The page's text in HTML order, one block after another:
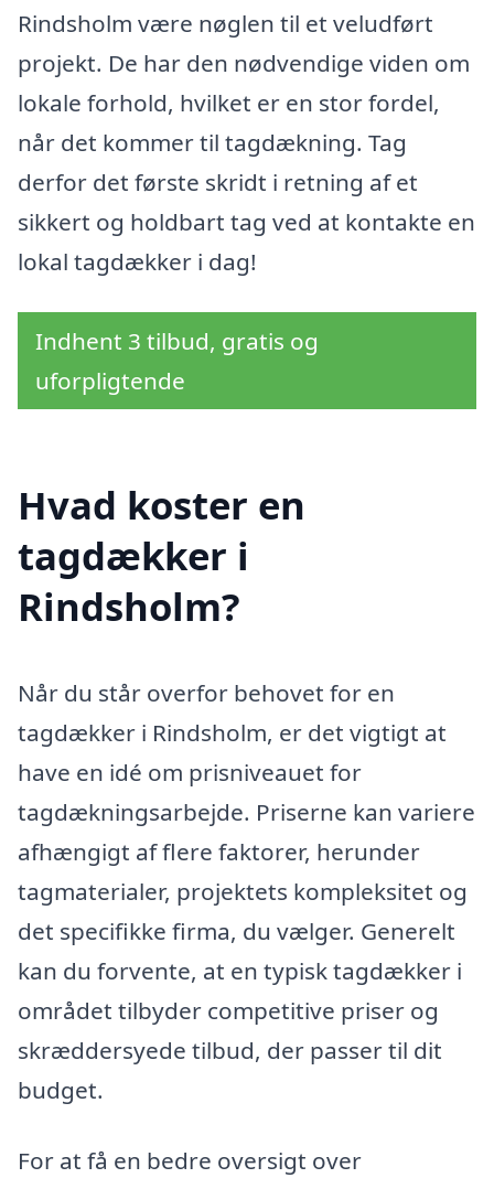
Rindsholm være nøglen til et veludført
projekt. De har den nødvendige viden om
lokale forhold, hvilket er en stor fordel,
når det kommer til tagdækning. Tag
derfor det første skridt i retning af et
sikkert og holdbart tag ved at kontakte en
lokal tagdækker i dag!
Indhent 3 tilbud, gratis og
uforpligtende
Hvad koster en
tagdækker i
Rindsholm?
Når du står overfor behovet for en
tagdækker i Rindsholm, er det vigtigt at
have en idé om prisniveauet for
tagdækningsarbejde. Priserne kan variere
afhængigt af flere faktorer, herunder
tagmaterialer, projektets kompleksitet og
det specifikke firma, du vælger. Generelt
kan du forvente, at en typisk tagdækker i
området tilbyder competitive priser og
skræddersyede tilbud, der passer til dit
budget.
For at få en bedre oversigt over